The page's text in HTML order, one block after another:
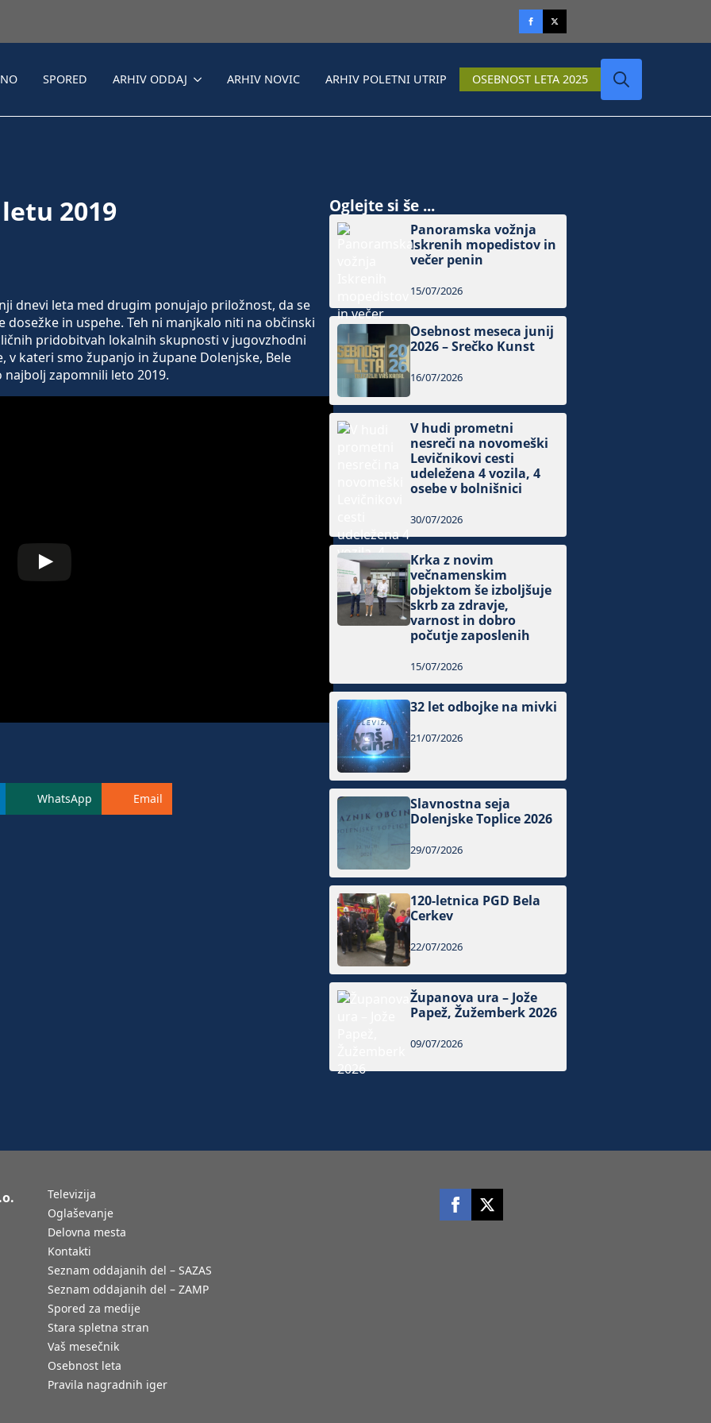
SPORED ARHIV ODDAJ ARHIV NOVIC ARHIV POLETNI UTRIP OSEBNOST LETA 2025
2019
dnevi leta med drugim ponujajo priložnost, da se
in uspehe. Teh ni manjkalo niti na občinski
pridobitvah lokalnih skupnosti v jugovzhodni
kateri smo županjo in župane Dolenjske, Bele
najbolj zapomnili leto 2019.
WhatsApp Email
Oglejte si še ...
Panoramska vožnja
Iskrenih mopedistov in
večer penin
15/07/2026
Osebnost meseca junij
2026 – Srečko Kunst
16/07/2026
V hudi prometni
nesreči na novomeški
Levičnikovi cesti
udeležena 4 vozila, 4
osebe v bolnišnici
30/07/2026
Krka z novim
večnamenskim
objektom še izboljšuje
skrb za zdravje,
varnost in dobro
počutje zaposlenih
15/07/2026
32 let odbojke na mivki
21/07/2026
Slavnostna seja
Dolenjske Toplice 2026
29/07/2026
120-letnica PGD Bela
Cerkev
22/07/2026
Županova ura – Jože
Papež, Žužemberk 2026
09/07/2026
Televizija
Oglaševanje
Delovna mesta
Kontakti
Seznam oddajanih del – SAZAS
Seznam oddajanih del – ZAMP
Spored za medije
Stara spletna stran
Vaš mesečnik
Osebnost leta
Pravila nagradnih iger